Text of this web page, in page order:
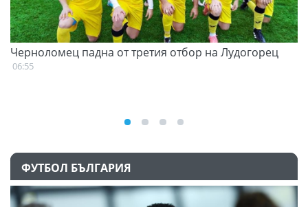
Черноломец падна от третия отбор на Лудогорец
06:55
ФУТБОЛ БЪЛГАРИЯ